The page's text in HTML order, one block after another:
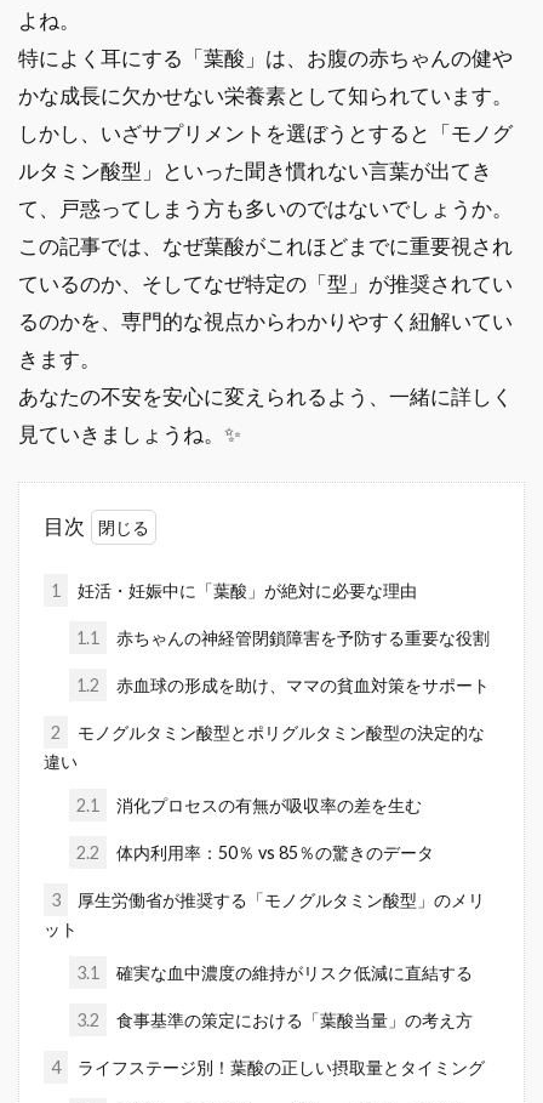
よね。
特によく耳にする「葉酸」は、お腹の赤ちゃんの健や
かな成長に欠かせない栄養素として知られています。
しかし、いざサプリメントを選ぼうとすると「モノグ
ルタミン酸型」といった聞き慣れない言葉が出てき
て、戸惑ってしまう方も多いのではないでしょうか。
この記事では、なぜ葉酸がこれほどまでに重要視され
ているのか、そしてなぜ特定の「型」が推奨されてい
るのかを、専門的な視点からわかりやすく紐解いてい
きます。
あなたの不安を安心に変えられるよう、一緒に詳しく
見ていきましょうね。✨
目次
1 妊活・妊娠中に「葉酸」が絶対に必要な理由
1.1 赤ちゃんの神経管閉鎖障害を予防する重要な役割
1.2 赤血球の形成を助け、ママの貧血対策をサポート
2
モノグルタミン酸型とポリグルタミン酸型の決定的な
違い
2.1 消化プロセスの有無が吸収率の差を生む
2.2 体内利用率：50％ vs 85％の驚きのデータ
3
厚生労働省が推奨する「モノグルタミン酸型」のメリ
ット
3.1 確実な血中濃度の維持がリスク低減に直結する
3.2 食事基準の策定における「葉酸当量」の考え方
4 ライフステージ別！葉酸の正しい摂取量とタイミング